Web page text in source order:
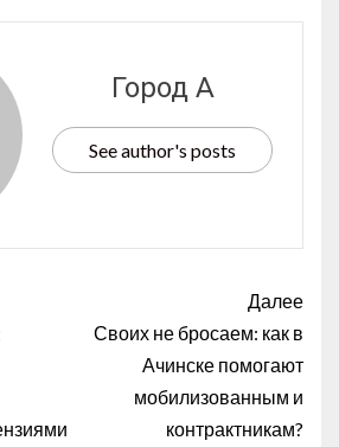
Город А
See author's posts
Далее
Своих не бросаем: как в
Ачинске помогают
мобилизованным и
контрактникам?